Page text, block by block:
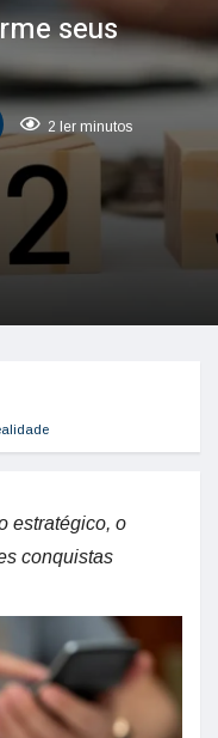
seus
2 ler minutos
estratégico, o
conquistas